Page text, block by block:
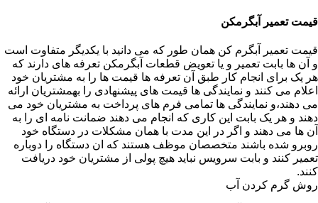
قیمت تعمیر آبگرمکن
قیمت تعمیر آبگرم کن همان طور که می دانید با یکدیگر متفاوت است
و آن ها بابت تعمیر و یا تعویض قطعات آبگرمکن تعرفه های دارند که
هر یک برای انجام کار طبق آن تعرفه ها قیمت ها را به مشتریان خود
اعلام می کنند و نمایندگی ها قیمت های پیشنهادی را بهمشتریان ارائه
می دهند،و نمایندگی ها تمامی فرم های پرداخت به مشتریان خود می
دهند و هر یک بابت این کاری که انجام می دهند ضمانت نامه ای را به
آن ها می دهند و اگر در این مدت با همان مشکلات در دستگاه خود
روبرو شده باشند متخصصان موظف هستند که ان دستگاه را دوباره
تعمیر کنند و بابت سرویس نباید هیچ پولی از مشتریان خود دریافت
کنند.
روش گرم کردن آب